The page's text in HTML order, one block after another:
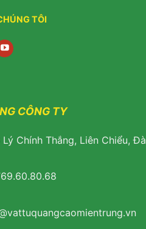
VỚI CHÚNG TÔI
CÔNG TY
Chính Thắng, Liên Chiểu, Đà